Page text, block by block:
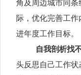
角及周边城市同
际，优化完善工
进年度工作目标。
自我剖析找
头反思自己工作